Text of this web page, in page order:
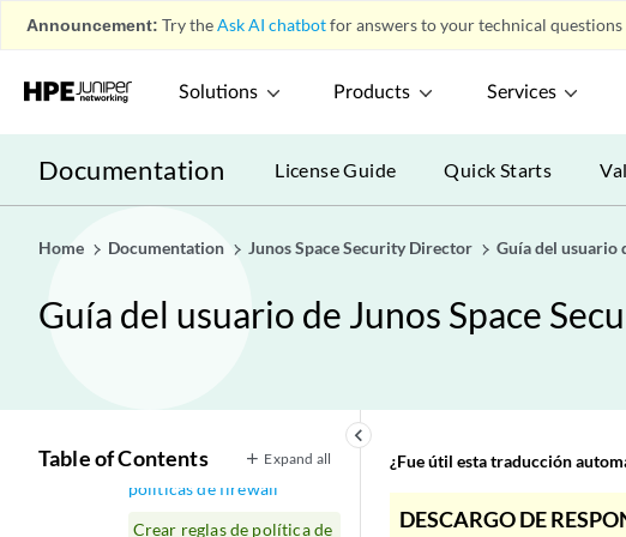
Announcement: Try theAsk AI chatbotfor answers to your technical
Solutions Products Services
Documentation License Guide Quick Starts
Home Documentation Junos Space Security Director Guía del usuario
Guía del usuario de Junos Space
keyboard_arrow_left
Table of Contents Expand all
play_arrow Junos Space Security Director
play_arrow Monitorear
Dispositivos
play_arrow Configurar
estándar
políticas de firewall
Mejores prácticas de
políticas de firewall
Crear reglas de política de
¿Fue útil esta traducción
DESCARGO DE